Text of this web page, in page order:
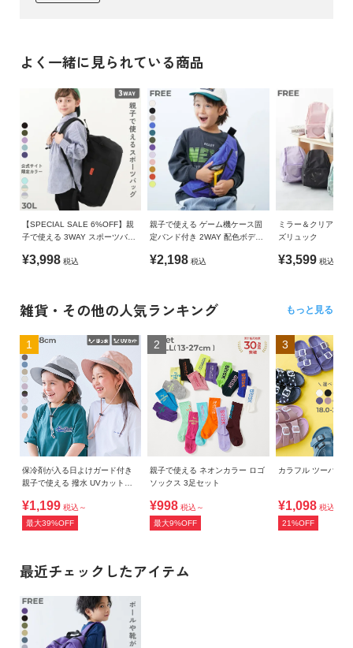
よく一緒に見られている商品
【SPECIAL SALE 6%OFF】親
子で使える 3WAY スポーツバッ
¥3,998 税込
親子で使える ゲーム機ケース固
定バンド付き 2WAY 配色ボディ
¥2,198 税込
ミラー＆クリアポケ
ズリュック
¥3,599 税込
雑貨・その他の人気ランキング もっと見る
1
保冷剤が入る日よけガード付き
親子で使える 撥水 UVカットフ
¥1,199 税込～
最大39%OFF
2
親子で使える ネオンカラー ロゴ
ソックス 3足セット
¥998 税込～
最大9%OFF
3
カラフル ツーバン
¥1,098 税込
21%OFF
最近チェックしたアイテム